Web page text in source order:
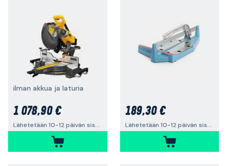
ilman akkua ja laturia
1 078,90 €
Lähetetään 10-12 päivän sisällä
189,30 €
Lähetetään 10-12 päivän sisällä